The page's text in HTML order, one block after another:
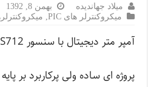
میلاد جهاندیده
بهمن 8, 1392
میکروکنترلر های PIC
آمپر متر دیجیتال با سنسور ACS712